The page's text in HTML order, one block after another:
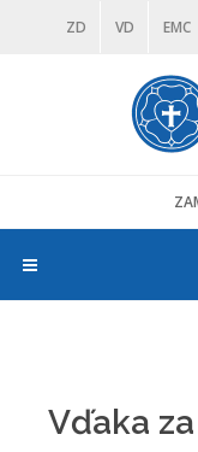
ZD VD EMC
DIAKONIA
Vďaka